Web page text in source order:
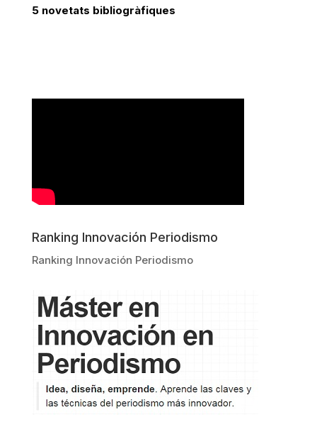
5 novetats bibliogràfiques
Ranking Innovación Periodismo
Ranking Innovación Periodismo